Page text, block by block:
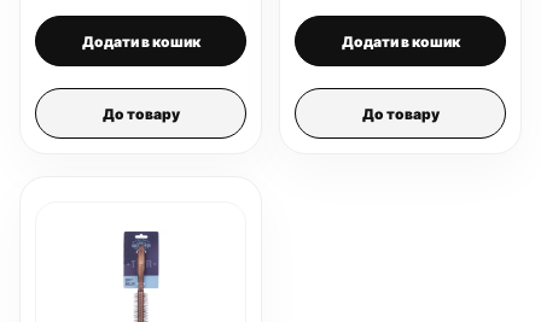
Додати в кошик
До товару
Додати в кошик
До товару